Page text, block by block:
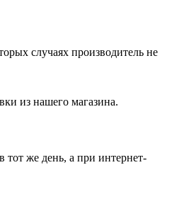
случаях производитель не
из нашего магазина.
тот же день, а при интернет-